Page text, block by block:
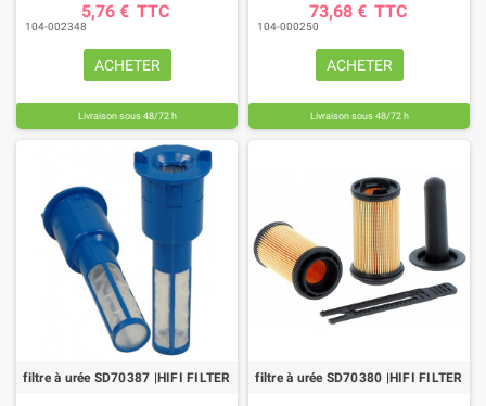
5,76 € TTC
104-002348
ACHETER
Livraison sous 48/72 h
73,68 € TTC
104-000250
ACHETER
Livraison sous 48/72 h
filtre à urée SD70387 |HIFI FILTER filtre à urée SD70380 |HIFI FILTER